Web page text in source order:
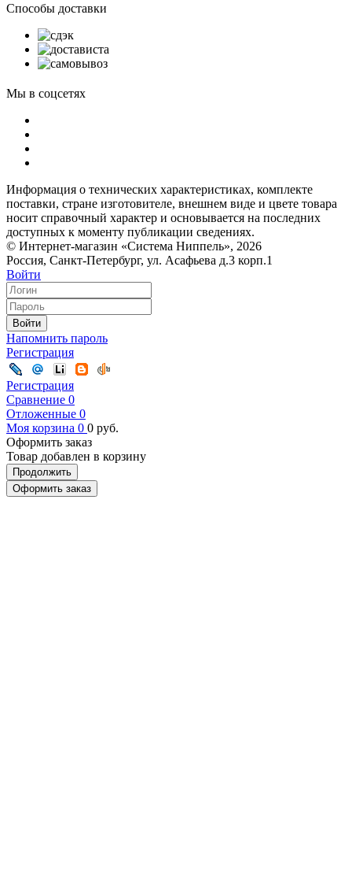
Способы доставки
Мы в соцсетях
Информация о технических характеристиках, комплекте
поставки, стране изготовителе, внешнем виде и цвете товара
носит справочный характер и основывается на последних
доступных к моменту публикации сведениях.
© Интернет-магазин «Система Ниппель», 2026
Россия, Санкт-Петербург, ул. Асафьева д.3 корп.1
Войти
Войти
Напомнить пароль
Регистрация
Регистрация
Сравнение 0
Отложенные 0
Моя корзина 0 0 руб.
Оформить заказ
Товар добавлен в корзину
Продолжить
Оформить заказ